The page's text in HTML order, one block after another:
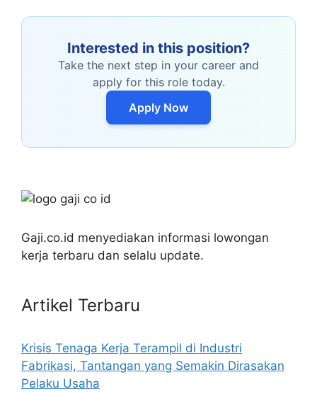
Interested in this position?
Take the next step in your career and
apply for this role today.
Apply Now
Gaji.co.id menyediakan informasi lowongan
kerja terbaru dan selalu update.
Artikel Terbaru
Krisis Tenaga Kerja Terampil di Industri
Fabrikasi, Tantangan yang Semakin Dirasakan
Pelaku Usaha